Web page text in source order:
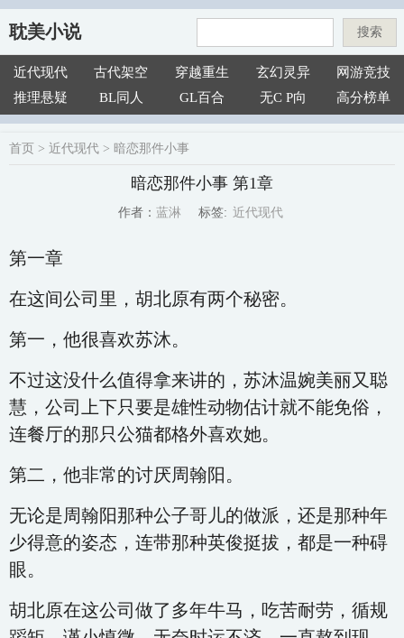
耽美小说 搜索
近代现代 古代架空 穿越重生 玄幻灵异
网游竞技
推理悬疑
BL同人 GL百合 无C P向 高分榜单
首页 > 近代现代 > 暗恋那件小事
暗恋那件小事 第1章
作者： 蓝淋 标签: 近代现代
第一章
在这间公司里，胡北原有两个秘密。
第一，他很喜欢苏沐。
不过这没什么值得拿来讲的，苏沐温婉美丽又聪
慧，公司上下只要是雄性动物估计就不能免俗，
连餐厅的那只公猫都格外喜欢她。
第二，他非常的讨厌周翰阳。
无论是周翰阳那种公子哥儿的做派，还是那种年
少得意的姿态，连带那种英俊挺拔，都是一种碍
眼。
胡北原在这公司做了多年牛马，吃苦耐劳，循规